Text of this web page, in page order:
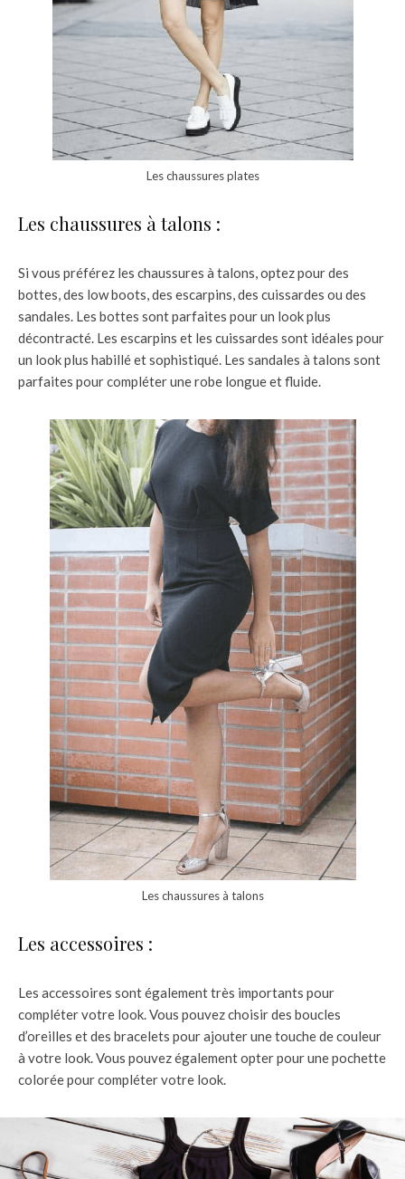
Les chaussures plates
Les chaussures à talons :
Si vous préférez les chaussures à talons, optez pour des
bottes, des low boots, des escarpins, des cuissardes ou des
sandales. Les bottes sont parfaites pour un look plus
décontracté. Les escarpins et les cuissardes sont idéales pour
un look plus habillé et sophistiqué. Les sandales à talons sont
parfaites pour compléter une robe longue et fluide.
Les chaussures à talons
Les accessoires :
Les accessoires sont également très importants pour
compléter votre look. Vous pouvez choisir des boucles
d’oreilles et des bracelets pour ajouter une touche de couleur
à votre look. Vous pouvez également opter pour une pochette
colorée pour compléter votre look.